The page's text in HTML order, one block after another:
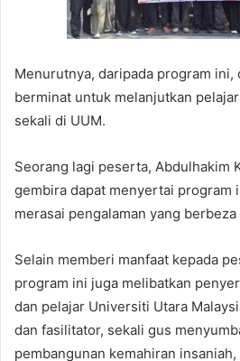
Menurutnya, daripada program ini,
berminat untuk melanjutkan
sekali di UUM.
Seorang lagi peserta, Abdulhakim
gembira dapat menyertai program
merasai pengalaman yang
Selain memberi manfaat kepada
program ini juga melibatkan
dan pelajar Universiti Utara
dan fasilitator, sekali gus
pembangunan kemahiran